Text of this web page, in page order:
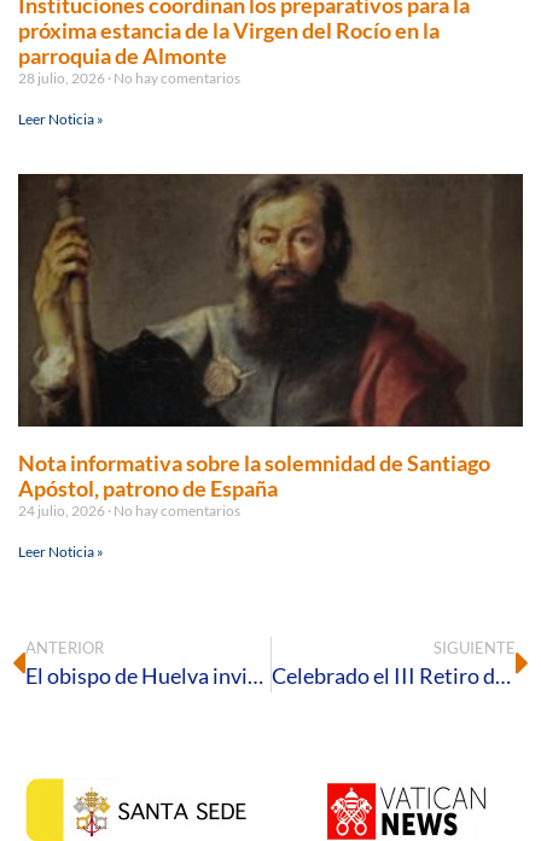
próxima estancia de la Virgen del Rocío en la
parroquia de Almonte
28 julio, 2026 No hay comentarios
Leer Noticia »
Nota informativa sobre la solemnidad de Santiago
Apóstol, patrono de España
24 julio, 2026 No hay comentarios
Leer Noticia »
ANTERIOR
El obispo de Huelva invita a «tomar conciencia de la importancia de nuestra participación en la vida de la comunidad diocesana»
SIGUIENTE
Celebrado el III Retiro de Proyecto Amor Conyugal en la capital